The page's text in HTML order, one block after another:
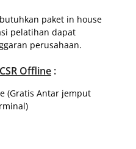
paket in house
pelatihan dapat
perusahaan.
Offline :
(Gratis Antar jemput